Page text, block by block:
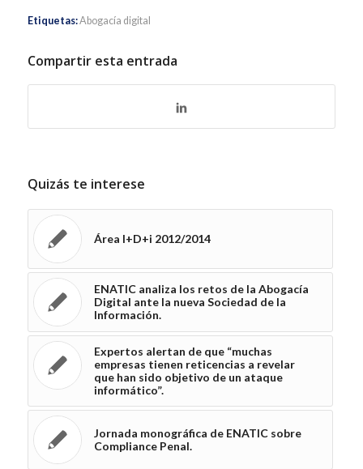
Etiquetas:Abogacía digital
Compartir esta entrada
Quizás te interese
Área I+D+i 2012/2014
ENATIC analiza los retos de la Abogacía
Digital ante la nueva Sociedad de la
Información.
Expertos alertan de que “muchas
empresas tienen reticencias a revelar
que han sido objetivo de un ataque
informático”.
Jornada monográfica de ENATIC sobre
Compliance Penal.